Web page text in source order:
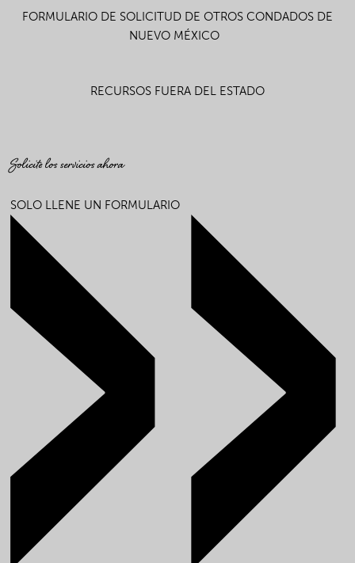
FORMULARIO DE SOLICITUD DE OTROS CONDADOS DE
NUEVO MÉXICO
RECURSOS FUERA DEL ESTADO
Solicite los servicios ahora
SOLO LLENE UN FORMULARIO